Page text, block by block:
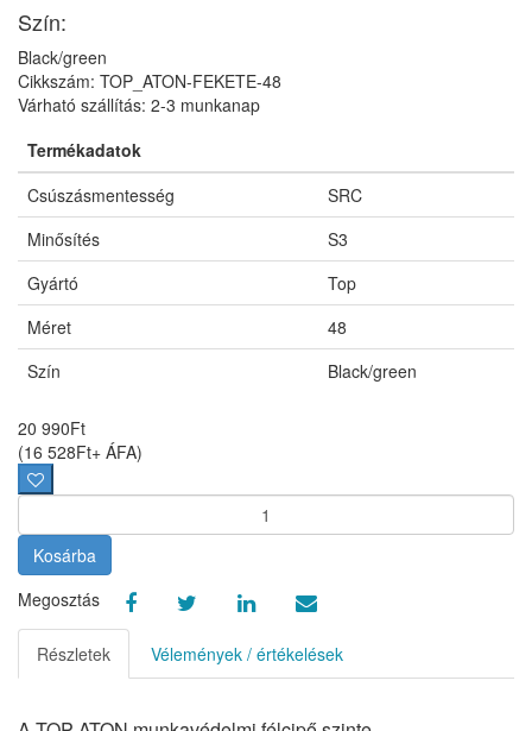
Szín:
Black/green
Cikkszám: TOP_ATON-FEKETE-48
Várható szállítás: 2-3 munkanap
Termékadatok
Csúszásmentesség
SRC
Minősítés
S3
Gyártó
Top
Méret
48
Szín
Black/green
20 990Ft
(16 528Ft+ ÁFA)
Kosárba
Megosztás
Részletek Vélemények / értékelések